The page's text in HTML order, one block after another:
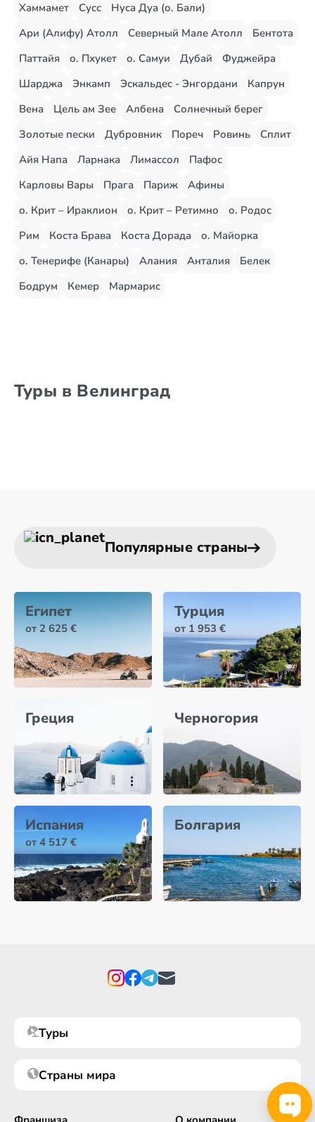
Хаммамет
Сусс
Нуса Дуа (о. Бали)
Ари (Алифу) Атолл
Северный Мале Атолл
Бентота
Паттайя
о. Пхукет о. Самуи Дубай
Фуджейра
Шарджа
Энкамп Эскальдес - Энгордани
Капрун
Вена
Цель ам Зее Албена
Солнечный берег
Золотые пески
Дубровник Пореч Ровинь
Сплит
Айя Напа
Ларнака Лимассол
Пафос
Карловы Вары
Прага Париж
Афины
о. Крит – Ираклион
о. Крит – Ретимно
о. Родос
Рим
Коста Брава Коста Дорада
о. Майорка
о. Тенерифе (Канары)
Алания Анталия
Белек
Бодрум
Кемер Мармарис
Туры в Велинград
Популярные страны
Египет
от 2 625 €
Турция
от 1 953 €
Греция Черногория
Испания
от 4 517 €
Болгария
Туры
Страны мира